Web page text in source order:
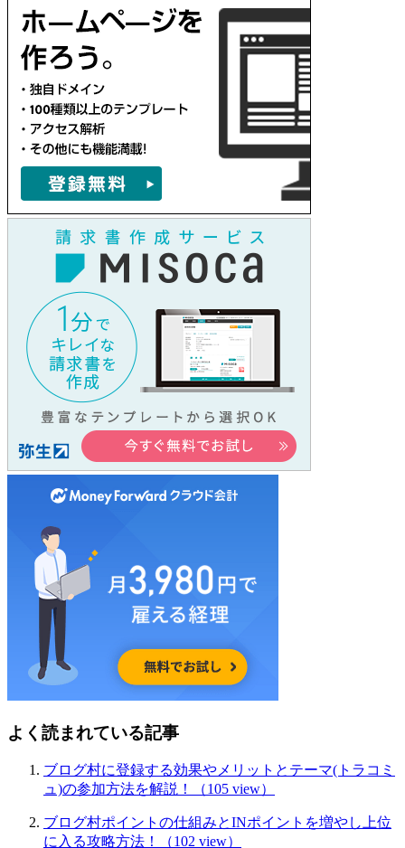
よく読まれている記事
ブログ村に登録する効果やメリットとテーマ(トラコミ
ュ)の参加方法を解説！
（105 view）
ブログ村ポイントの仕組みとINポイントを増やし上位
に入る攻略方法！
（102 view）